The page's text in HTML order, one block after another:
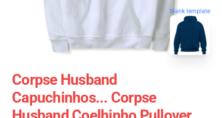
blank template
Corpse Husband
Capuchinhos... Corpse